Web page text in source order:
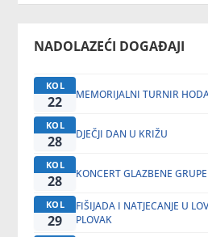
NADOLAZEĆI DOGAĐAJI
KOL
22 MEMORIJALNI TURNIR
KOL
28 DJEČJI DAN U KRIŽU
KOL
28 KONCERT GLAZBENE
KOL
29
FIŠIJADA I NATJECANJE U
PLOVAK